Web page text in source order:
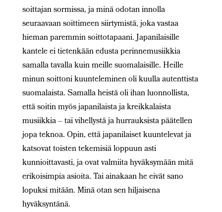
soittajan sormissa, ja minä odotan innolla
seuraavaan soittimeen siirtymistä, joka vastaa
hieman paremmin soittotapaani. Japanilaisille
kantele ei tietenkään edusta perinnemusiikkia
samalla tavalla kuin meille suomalaisille. Heille
minun soittoni kuunteleminen oli kuulla autenttista
suomalaista. Samalla heistä oli ihan luonnollista,
että soitin myös japanilaista ja kreikkalaista
musiikkia – tai vihellystä ja hurrauksista päätellen
jopa teknoa. Opin, että japanilaiset kuuntelevat ja
katsovat toisten tekemisiä loppuun asti
kunnioittavasti, ja ovat valmiita hyväksymään mitä
erikoisimpia asioita. Tai ainakaan he eivät sano
lopuksi mitään. Minä otan sen hiljaisena
hyväksyntänä.